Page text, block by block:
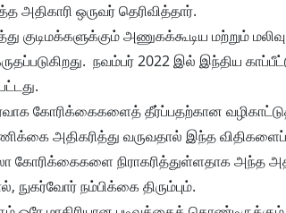
அதிகாரி ஒருவர் தெரிவித்தார்.
அணுகக்கூடிய மற்றும்
நவம்பர் 2022 இல் இந்திய
கோரிக்கைகளைத் தீர்ப்பதற்கான
அதிகரித்து வருவதால் இந்த விதிகளைப்
நிராகரித்துள்ளதாக அந்த
நுகர்வோர் நம்பிக்கை திரும்பும்.